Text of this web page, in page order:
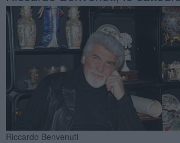
Riccardo Benvenuti